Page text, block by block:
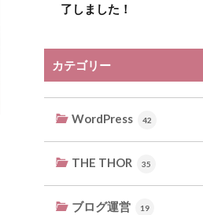
了しました！
カテゴリー
WordPress 42
THE THOR 35
ブログ運営 19